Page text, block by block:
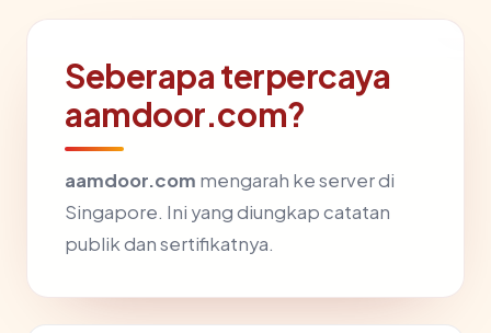
Seberapa terpercaya
aamdoor.com?
aamdoor.com mengarah ke server di
Singapore. Ini yang diungkap catatan
publik dan sertifikatnya.